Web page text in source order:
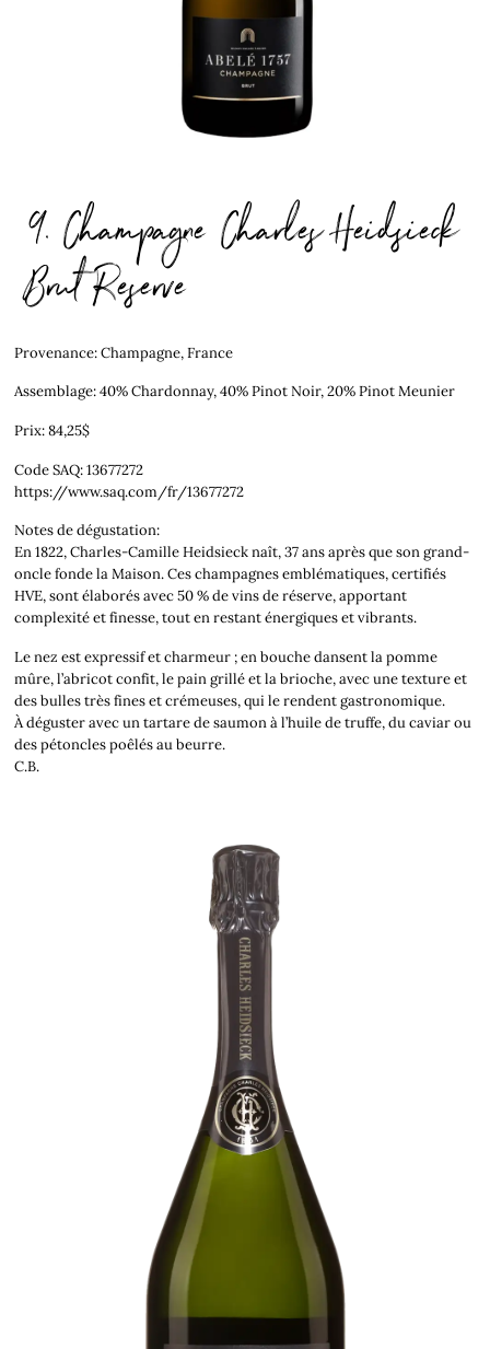
9. Champagne Charles Heidsieck
Brut Reserve
Provenance: Champagne, France
Assemblage: 40% Chardonnay, 40% Pinot Noir, 20% Pinot Meunier
Prix: 84,25$
Code SAQ: 13677272
https://www.saq.com/fr/13677272
Notes de dégustation:
En 1822, Charles-Camille Heidsieck naît, 37 ans après que son grand-
oncle fonde la Maison. Ces champagnes emblématiques, certifiés
HVE, sont élaborés avec 50 % de vins de réserve, apportant
complexité et finesse, tout en restant énergiques et vibrants.
Le nez est expressif et charmeur ; en bouche dansent la pomme
mûre, l’abricot confit, le pain grillé et la brioche, avec une texture et
des bulles très fines et crémeuses, qui le rendent gastronomique.
À déguster avec un tartare de saumon à l’huile de truffe, du caviar ou
des pétoncles poêlés au beurre.
C.B.